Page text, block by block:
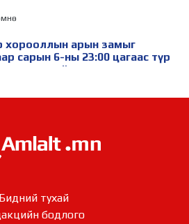
хорооллын арын замыг
сарын 6-ны 23:00 цагаас түр
ус зайлуулах шугамын
Н.Номтойбаяр Дорноговь
бэлтгэл ажлын хүрээнд
Н.Номтойбаяр Дорнод
Бидний тухай
бодлого​​​​​​​